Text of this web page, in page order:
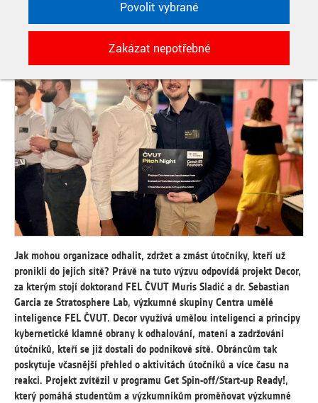
POTŘEBNÉ
Technické cookies využívané aplikacemi
ČVUT pro uchování jejich nastavení,
vlastností a identifikátorů relace. Jsou
nezbytné pro správné fungování a jsou
vždy aktivní.
ANALYTICKÉ
Slouží pro získávání anonymizovaných
statistických údajů, které nám pomáhají
vylepšovat naše aplikace. Zpravidla jde o
cookies systémů třetích stran, které k
těmto účelům využíváme.
MARKETINGOVÉ
Využívané za účelem zobrazení
správných nabídek a cílení obsahu podle
Vašich preferencí. Zpravidla jde o
cookies systémů třetích stran, které nám
s analýzou uživatelského chování
pomáhají.
Povolit vybrané
Zakázat nepotřebné
30. 6. 2026
Jak mohou organizace odhalit, zdržet a zmást útočníky, kteří už
pronikli do jejich sítě? Právě na tuto výzvu odpovídá projekt Decor,
za kterým stojí doktorand FEL ČVUT Muris Sladić a dr. Sebastian
Garcia ze Stratosphere Lab, výzkumné skupiny Centra umělé
inteligence FEL ČVUT. Decor využívá umělou inteligenci a principy
kybernetické klamné obrany k odhalování, matení a zadržování
útočníků, kteří se již dostali do podnikové sítě. Obráncům tak
poskytuje včasnější přehled o aktivitách útočníků a více času na
reakci. Projekt zvítězil v programu Get Spin-off/Start-up Ready!,
který pomáhá studentům a výzkumníkům proměňovat výzkumné